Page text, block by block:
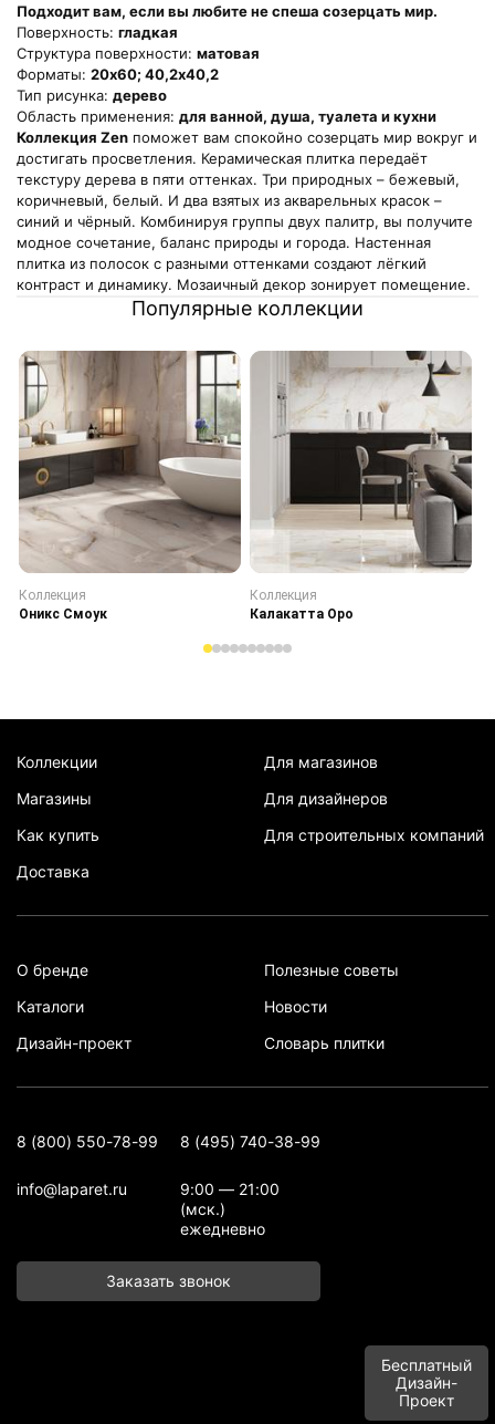
Подходит вам, если вы любите не спеша созерцать мир.
Поверхность: гладкая
Структура поверхности: матовая
Форматы: 20х60; 40,2х40,2
Тип рисунка: дерево
Область применения: для ванной, душа, туалета и кухни
Коллекция Zen поможет вам спокойно созерцать мир вокруг и
достигать просветления. Керамическая плитка передаёт
текстуру дерева в пяти оттенках. Три природных – бежевый,
коричневый, белый. И два взятых из акварельных красок –
синий и чёрный. Комбинируя группы двух палитр, вы получите
модное сочетание, баланс природы и города. Настенная
плитка из полосок с разными оттенками создают лёгкий
контраст и динамику. Мозаичный декор зонирует помещение.
Популярные коллекции
Коллекция
Оникс Смоук
Коллекция
Калакатта Оро
Коллекции
Магазины
Как купить
Доставка
Для магазинов
Для дизайнеров
Для строительных компаний
О бренде
Каталоги
Дизайн-проект
Полезные советы
Новости
Словарь плитки
8 (800) 550-78-99 8 (495) 740-38-99
info@laparet.ru
9:00 — 21:00
(мск.)
ежедневно
Заказать звонок
Бесплатный
Дизайн-
Проект